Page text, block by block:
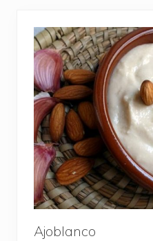
Ajoblanco